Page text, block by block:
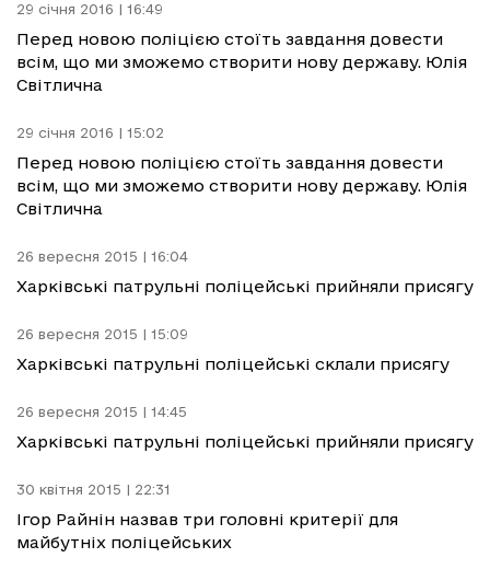
29 січня 2016 | 16:49
Перед новою поліцією стоїть завдання довести
всім, що ми зможемо створити нову державу. Юлія
Світлична
29 січня 2016 | 15:02
Перед новою поліцією стоїть завдання довести
всім, що ми зможемо створити нову державу. Юлія
Світлична
26 вересня 2015 | 16:04
Харківські патрульні поліцейські прийняли присягу
26 вересня 2015 | 15:09
Харківські патрульні поліцейські склали присягу
26 вересня 2015 | 14:45
Харківські патрульні поліцейські прийняли присягу
30 квітня 2015 | 22:31
Ігор Райнін назвав три головні критерії для
майбутніх поліцейських